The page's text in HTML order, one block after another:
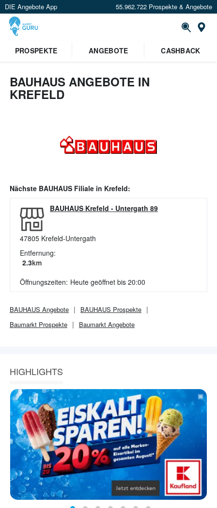
DIE Angebote App 55.962.722 Prospekte & Angebote
PROSPEKTE
ANGEBOTE CASHBACK
BAUHAUS ANGEBOTE IN
KREFELD
Nächste BAUHAUS Filiale in Krefeld:
BAUHAUS Krefeld - Untergath 89
47805 Krefeld-Untergath
Entfernung:
2.3km
Öffnungszeiten: Heute geöffnet bis 20:00
BAUHAUS Angebote BAUHAUS Prospekte
Baumarkt Prospekte Baumarkt Angebote
HIGHLIGHTS